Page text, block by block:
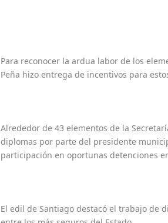
Para reconocer la ardua labor de los
Peña hizo entrega de incentivos para
Alrededor de 43 elementos de la
diplomas por parte del presidente
participación en oportunas detenciones
El edil de Santiago destacó el trabajo de